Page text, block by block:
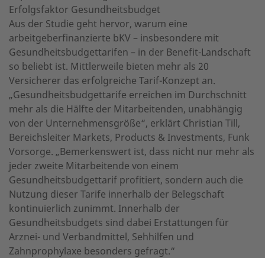
Erfolgsfaktor Gesundheitsbudget
Aus der Studie geht hervor, warum eine
arbeitgeberfinanzierte bKV – insbesondere mit
Gesundheitsbudgettarifen – in der Benefit-Landschaft
so beliebt ist. Mittlerweile bieten mehr als 20
Versicherer das erfolgreiche Tarif-Konzept an.
„Gesundheitsbudgettarife erreichen im Durchschnitt
mehr als die Hälfte der Mitarbeitenden, unabhängig
von der Unternehmensgröße“, erklärt Christian Till,
Bereichsleiter Markets, Products & Investments, Funk
Vorsorge. „Bemerkenswert ist, dass nicht nur mehr als
jeder zweite Mitarbeitende von einem
Gesundheitsbudgettarif profitiert, sondern auch die
Nutzung dieser Tarife innerhalb der Belegschaft
kontinuierlich zunimmt. Innerhalb der
Gesundheitsbudgets sind dabei Erstattungen für
Arznei- und Verbandmittel, Sehhilfen und
Zahnprophylaxe besonders gefragt.“